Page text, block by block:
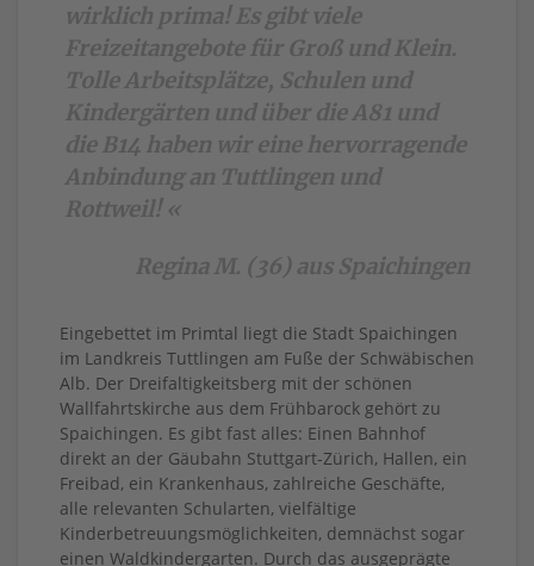
wirklich prima! Es gibt viele
Freizeitangebote für Groß und Klein.
Tolle Arbeitsplätze, Schulen und
Kindergärten und über die A81 und
die B14 haben wir eine hervorragende
Anbindung an Tuttlingen und
Rottweil! «
Regina M. (36) aus Spaichingen
Eingebettet im Primtal liegt die Stadt Spaichingen
im Landkreis Tuttlingen am Fuße der Schwäbischen
Alb. Der Dreifaltigkeitsberg mit der schönen
Wallfahrtskirche aus dem Frühbarock gehört zu
Spaichingen. Es gibt fast alles: Einen Bahnhof
direkt an der Gäubahn Stuttgart-Zürich, Hallen, ein
Freibad, ein Krankenhaus, zahlreiche Geschäfte,
alle relevanten Schularten, vielfältige
Kinderbetreuungsmöglichkeiten, demnächst sogar
einen Waldkindergarten. Durch das ausgeprägte